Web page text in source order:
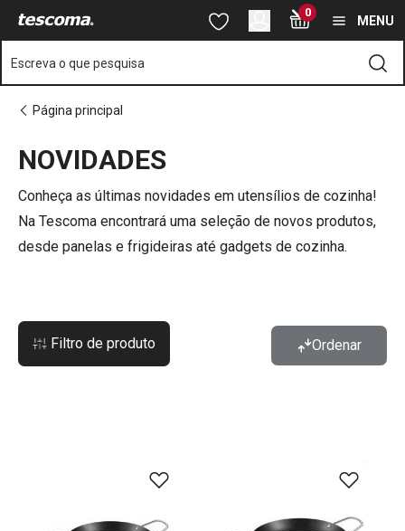
Está na página Novidades em utensílios e acessórios de
Saltar para o conteúdo principal
Saltar para a pesquisa
Saltar para a navegação 0
MENU
Escreva o que pesquisa
Página principal
NOVIDADES
Conheça as últimas novidades em utensílios de cozinha!
Na Tescoma encontrará uma seleção de novos produtos,
desde panelas e frigideiras até gadgets de cozinha.
Filtro de produto Ordenar